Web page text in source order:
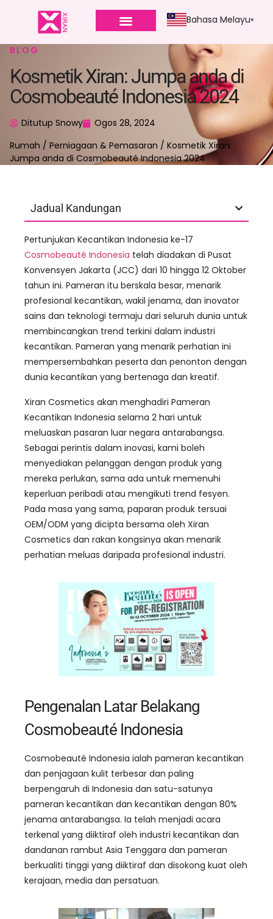
Bahasa Melayu
BLOG
Kosmetik Xiran: Jumpa anda di
Cosmobeauté Indonesia 2024
Ditutup Snowy
Ogos 28, 2024
Rumah / Perniagaan & Pemasaran / Kosmetik Xiran:
Jumpa anda di Cosmobeauté Indonesia 2024
Jadual Kandungan
Pertunjukan Kecantikan Indonesia ke-17
Cosmobeauté Indonesia telah diadakan di Pusat
Konvensyen Jakarta (JCC) dari 10 hingga 12 Oktober
tahun ini. Pameran itu berskala besar, menarik
profesional kecantikan, wakil jenama, dan inovator
sains dan teknologi termaju dari seluruh dunia untuk
membincangkan trend terkini dalam industri
kecantikan. Pameran yang menarik perhatian ini
mempersembahkan peserta dan penonton dengan
dunia kecantikan yang bertenaga dan kreatif.
Xiran Cosmetics akan menghadiri Pameran
Kecantikan Indonesia selama 2 hari untuk
meluaskan pasaran luar negara antarabangsa.
Sebagai perintis dalam inovasi, kami boleh
menyediakan pelanggan dengan produk yang
mereka perlukan, sama ada untuk memenuhi
keperluan peribadi atau mengikuti trend fesyen.
Pada masa yang sama, paparan produk tersuai
OEM/ODM yang dicipta bersama oleh Xiran
Cosmetics dan rakan kongsinya akan menarik
perhatian meluas daripada profesional industri.
Pengenalan Latar Belakang
Cosmobeauté Indonesia
Cosmobeauté Indonesia ialah pameran kecantikan
dan penjagaan kulit terbesar dan paling
berpengaruh di Indonesia dan satu-satunya
pameran kecantikan dan kecantikan dengan 80%
jenama antarabangsa. Ia telah menjadi acara
terkenal yang diiktiraf oleh industri kecantikan dan
dandanan rambut Asia Tenggara dan pameran
berkualiti tinggi yang diiktiraf dan disokong kuat oleh
kerajaan, media dan persatuan.